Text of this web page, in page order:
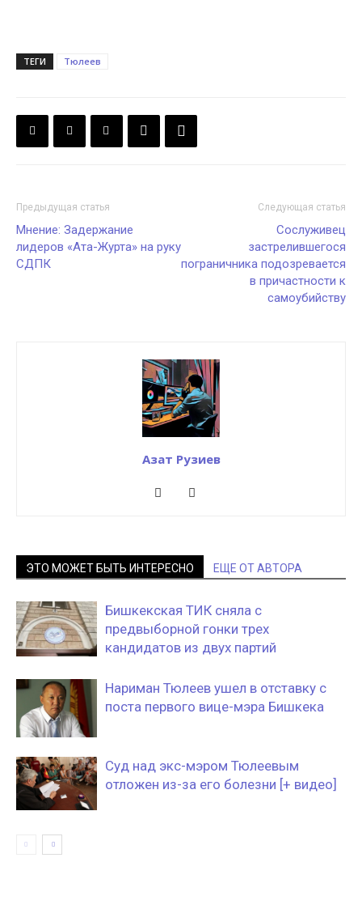
ТЕГИ Тюлеев
Предыдущая статья
Мнение: Задержание
лидеров «Ата-Журта» на руку
СДПК
Следующая статья
Сослуживец
застрелившегося
пограничника подозревается
в причастности к
самоубийству
Азат Рузиев
ЭТО МОЖЕТ БЫТЬ ИНТЕРЕСНО ЕЩЕ ОТ АВТОРА
Бишкекская ТИК сняла с
предвыборной гонки трех
кандидатов из двух партий
Нариман Тюлеев ушел в отставку с
поста первого вице-мэра Бишкека
Суд над экс-мэром Тюлеевым
отложен из-за его болезни [+ видео]